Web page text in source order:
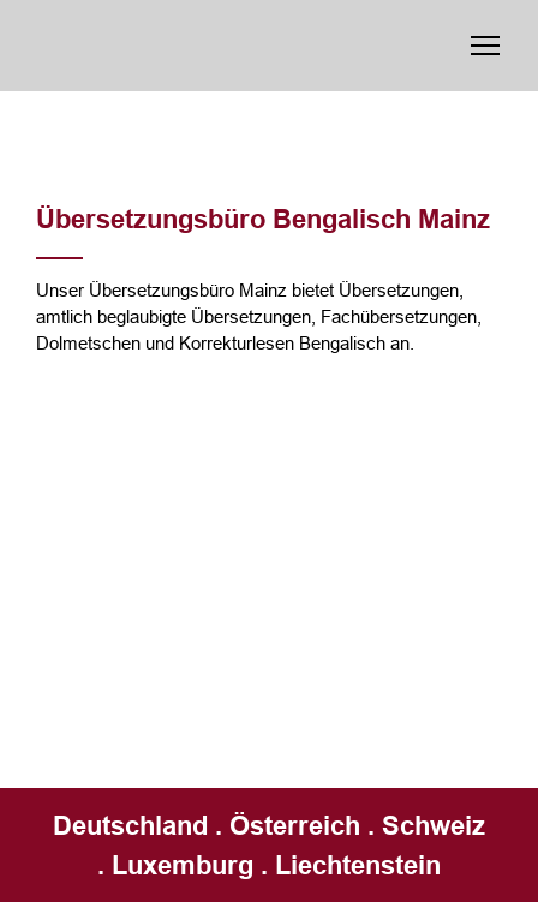
Übersetzungsbüro Bengalisch Mainz
Unser Übersetzungsbüro Mainz bietet Übersetzungen,
amtlich beglaubigte Übersetzungen, Fachübersetzungen,
Dolmetschen und Korrekturlesen Bengalisch an.
Deutschland . Österreich . Schweiz
. Luxemburg . Liechtenstein